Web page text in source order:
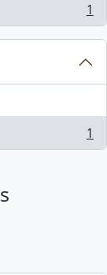
1
1